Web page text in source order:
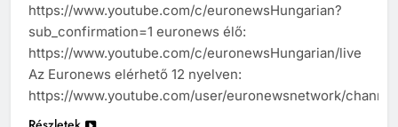
https://www.youtube.com/c/euronewsHungarian?
sub_confirmation=1 euronews élő:
https://www.youtube.com/c/euronewsHungarian/live
Az Euronews elérhető 12 nyelven:
https://www.youtube.com/user/euronewsnetwork/